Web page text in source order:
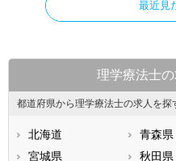
最近見
理学療法士
都道府県から理学療法士の求人を探
北海道 青森県
宮城県
秋田県